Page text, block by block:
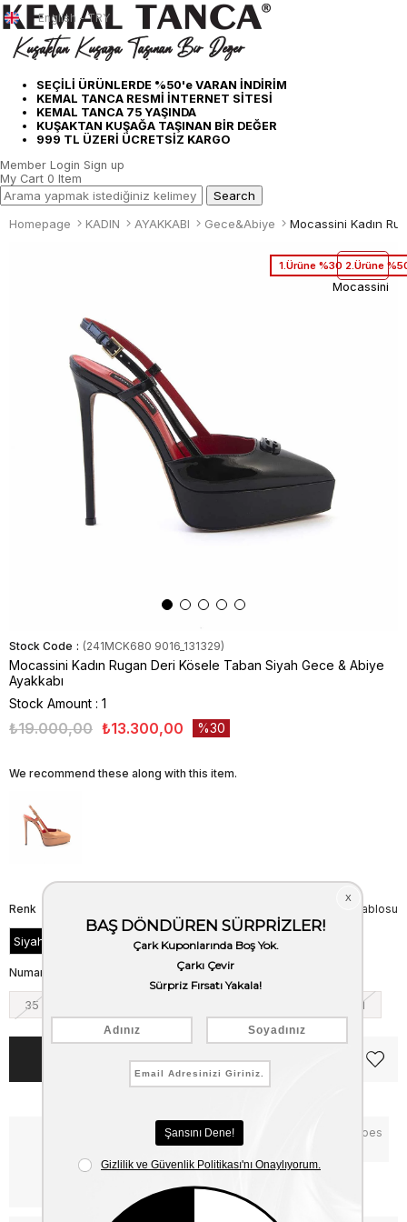
SEÇİLİ ÜRÜNLERDE %50'e VARAN İNDİRİM
KEMAL TANCA RESMİ İNTERNET SİTESİ
KEMAL TANCA 75 YAŞINDA
KUŞAKTAN KUŞAĞA TAŞINAN BİR DEĞER
999 TL ÜZERİ ÜCRETSİZ KARGO
English - TRY
Member Login Sign up
My Cart 0 Item
Homepage KADIN AYAKKABI Gece&Abiye
1.Ürüne %30 2.Ürüne
Mocassini
Stock Code (241MCK680 9016_131329)
Mocassini Kadın Rugan Deri Kösele Taban Siyah Gece & Abiye
Ayakkabı
Stock Amount : 1
₺19.000,00 ₺13.300,00 30
We recommend these along with this item.
Beden Tablosu
Renk
Siyah Rugan
Numara
35 41
Notify me when the price goes
down